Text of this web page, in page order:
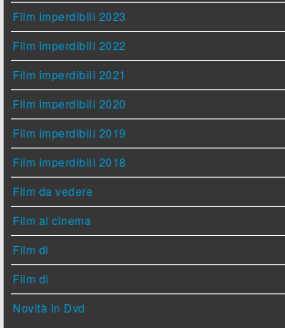
Film imperdibili 2023
Film imperdibili 2022
Film imperdibili 2021
Film imperdibili 2020
Film imperdibili 2019
Film imperdibili 2018
Film da vedere
Film al cinema
Film di
Film di
Novità in Dvd